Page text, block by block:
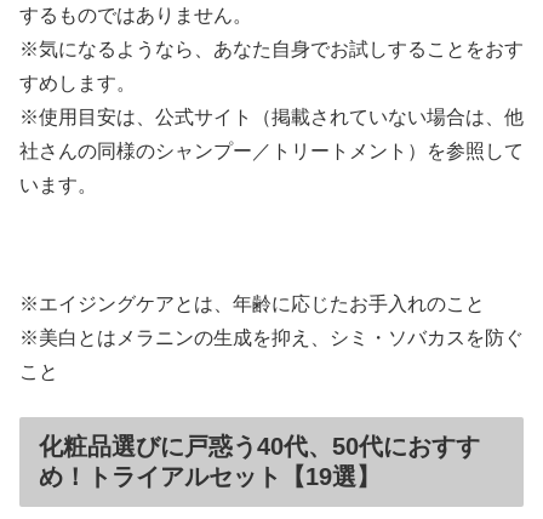
するものではありません。
※気になるようなら、あなた自身でお試しすることをおす
すめします。
※使用目安は、公式サイト（掲載されていない場合は、他
社さんの同様のシャンプー／トリートメント）を参照して
います。
※エイジングケアとは、年齢に応じたお手入れのこと
※美白とはメラニンの生成を抑え、シミ・ソバカスを防ぐ
こと
化粧品選びに戸惑う40代、50代におすす
め！トライアルセット【19選】